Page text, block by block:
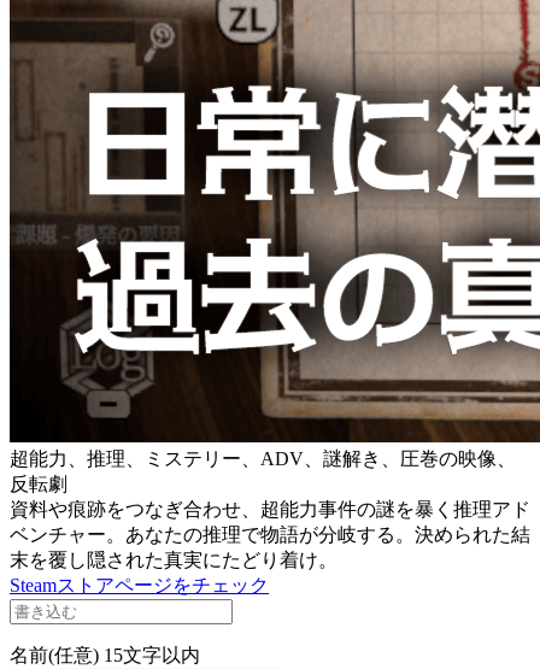
超能力、推理、ミステリー、ADV、謎解き、圧巻の映像、
反転劇
資料や痕跡をつなぎ合わせ、超能力事件の謎を暴く推理アド
ベンチャー。あなたの推理で物語が分岐する。決められた結
末を覆し隠された真実にたどり着け。
Steamストアページをチェック
名前(任意) 15文字以内